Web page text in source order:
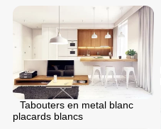
Tabouters en metal blanc
placards blancs